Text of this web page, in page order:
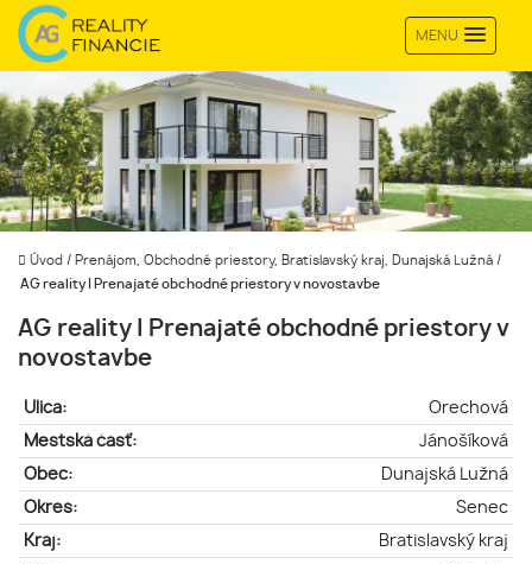
MENU
Úvod / Prenájom, Obchodné priestory, Bratislavský kraj, Dunajská Lužná /
AG reality I Prenajaté obchodné priestory v novostavbe
AG reality I Prenajaté obchodné priestory v
novostavbe
Ulica:
Orechová
Mestská časť:
Jánošíková
Obec:
Dunajská Lužná
Okres:
Senec
Kraj:
Bratislavský kraj